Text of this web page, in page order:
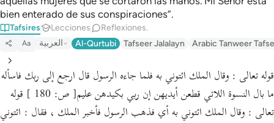
bien enterado de sus conspiraciones”.
Tafsires Lecciones Reflexiones.
Aa العربية Al-Qurtubi Tafseer Jalalayn Arabic Tanweer
قوله تعالى : وقال الملك ائتوني به فلما جاءه الرسول قال ارجع إلى ربك فاسأله
ما بال النسوة اللاتي قطعن أيديهن إن ربي بكيدهن عليم[ ص: 180 ] قوله
تعالى : وقال الملك ائتوني به أي فذهب الرسول فأخبر الملك ، فقال : ائتوني